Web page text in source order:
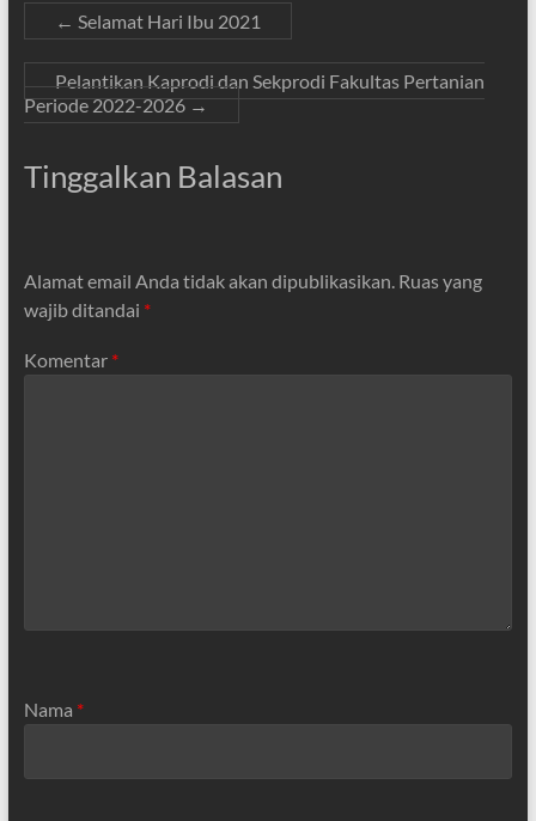
← Selamat Hari Ibu 2021
Pelantikan Kaprodi dan Sekprodi Fakultas Pertanian
Periode 2022-2026→
Tinggalkan Balasan
Alamat email Anda tidak akan dipublikasikan. Ruas yang
wajib ditandai *
Komentar *
Nama *